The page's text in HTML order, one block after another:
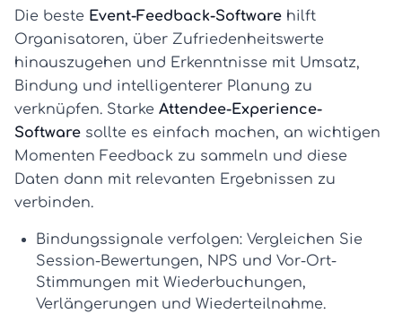
Die beste Event-Feedback-Software hilft
Organisatoren, über Zufriedenheitswerte
hinauszugehen und Erkenntnisse mit Umsatz,
Bindung und intelligenterer Planung zu
verknüpfen. Starke Attendee-Experience-
Software sollte es einfach machen, an wichtigen
Momenten Feedback zu sammeln und diese
Daten dann mit relevanten Ergebnissen zu
verbinden.
Bindungssignale verfolgen: Vergleichen Sie
Session-Bewertungen, NPS und Vor-Ort-
Stimmungen mit Wiederbuchungen,
Verlängerungen und Wiederteilnahme.